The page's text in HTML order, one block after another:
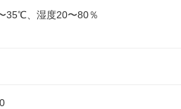
35℃、湿度20〜80％